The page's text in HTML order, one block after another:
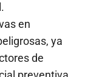
en
ya
de